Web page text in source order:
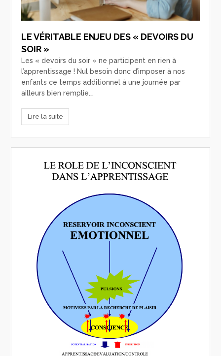
LE VÉRITABLE ENJEU DES « DEVOIRS DU
SOIR »
Les « devoirs du soir » ne participent en rien à
l’apprentissage ! Nul besoin donc d’imposer à nos
enfants ce temps additionnel à une journée par
ailleurs bien remplie.…
Lire la suite